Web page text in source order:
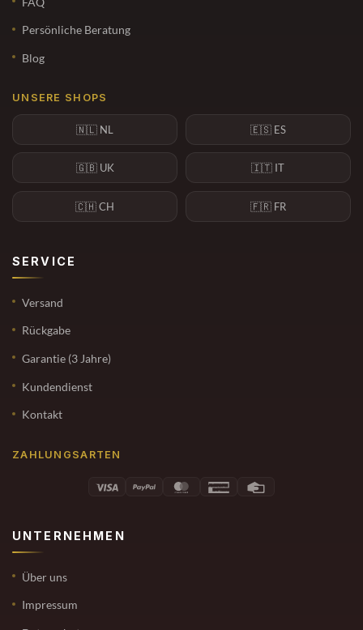
Persönliche Beratung
Blog
UNSERE SHOPS
🇳🇱 NL 🇪🇸 ES
🇬🇧 UK 🇮🇹 IT
🇨🇭 CH 🇫🇷 FR
SERVICE
Versand
Rückgabe
Garantie (3 Jahre)
Kundendienst
Kontakt
ZAHLUNGSARTEN
UNTERNEHMEN
Über uns
Impressum